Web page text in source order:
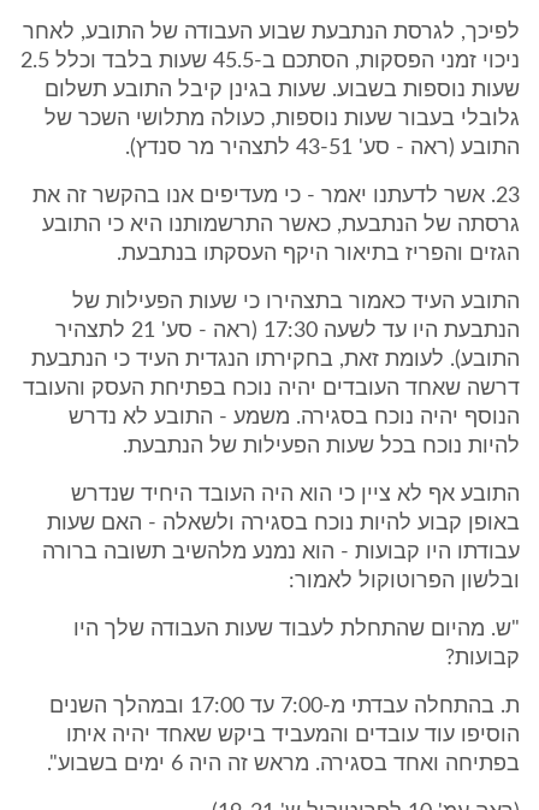
לפיכך, לגרסת הנתבעת שבוע העבודה של התובע, לאחר
ניכוי זמני הפסקות, הסתכם ב-45.5 שעות בלבד וכלל 2.5
שעות נוספות בשבוע. שעות בגינן קיבל התובע תשלום
גלובלי בעבור שעות נוספות, כעולה מתלושי השכר של
התובע (ראה - סע' 43-51 לתצהיר מר סנדץ).
23. אשר לדעתנו יאמר - כי מעדיפים אנו בהקשר זה את
גרסתה של הנתבעת, כאשר התרשמותנו היא כי התובע
הגזים והפריז בתיאור היקף העסקתו בנתבעת.
התובע העיד כאמור בתצהירו כי שעות הפעילות של
הנתבעת היו עד לשעה 17:30 (ראה - סע' 21 לתצהיר
התובע). לעומת זאת, בחקירתו הנגדית העיד כי הנתבעת
דרשה שאחד העובדים יהיה נוכח בפתיחת העסק והעובד
הנוסף יהיה נוכח בסגירה. משמע - התובע לא נדרש
להיות נוכח בכל שעות הפעילות של הנתבעת.
התובע אף לא ציין כי הוא היה העובד היחיד שנדרש
באופן קבוע להיות נוכח בסגירה ולשאלה - האם שעות
עבודתו היו קבועות - הוא נמנע מלהשיב תשובה ברורה
ובלשון הפרוטוקול לאמור:
"ש. מהיום שהתחלת לעבוד שעות העבודה שלך היו
קבועות?
ת. בהתחלה עבדתי מ-7:00 עד 17:00 ובמהלך השנים
הוסיפו עוד עובדים והמעביד ביקש שאחד יהיה איתו
בפתיחה ואחד בסגירה. מראש זה היה 6 ימים בשבוע".